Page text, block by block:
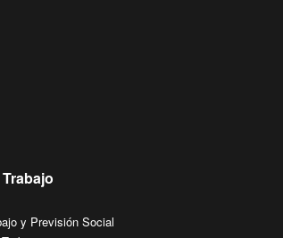
y Previsión Social